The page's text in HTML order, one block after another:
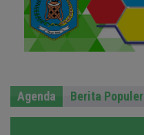
Agenda Berita Populer